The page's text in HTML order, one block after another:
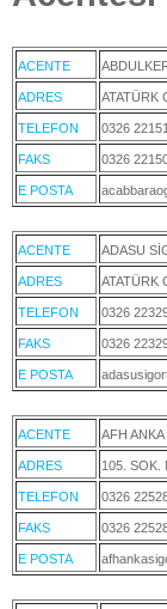
ACENTE
ADRES ATATÜRK
TELEFON 0326
FAKS 0326
E POSTA
ACENTE ADASU
ADRES ATATÜRK
TELEFON 0326
FAKS 0326
E POSTA
ACENTE AFH
ADRES 105. SOK.
TELEFON 0326
FAKS 0326
E POSTA